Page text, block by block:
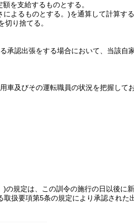
を支給するものとする。
によるものとする。)を通算して計算する
り捨てる。
承認出張をする場合において、当該自
車及びその運転職員の状況を把握して
)の規定は、この訓令の施行の日以後に
扱要項第5条の規定により承認された